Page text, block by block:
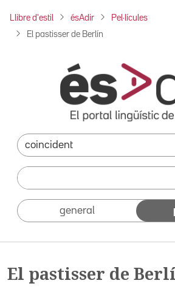
Llibre d'estil ésAdir Pel·lícules
El pastisser de Berlín
general
El pastisser de